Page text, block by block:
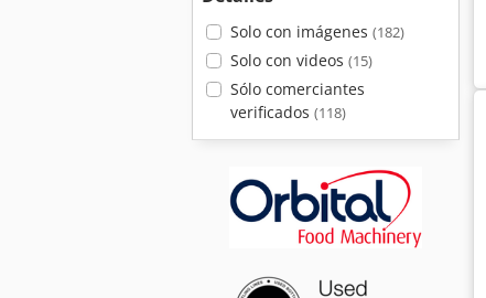
Solo con imágenes (182)
Solo con videos (15)
Sólo comerciantes
verificados (118)